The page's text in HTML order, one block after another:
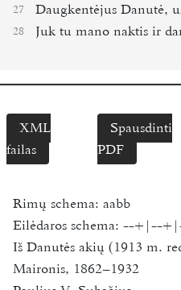
27 Daugkentėjus Danutė,
28 Juk tu mano naktis ir
XML
failas
Spausdinti
PDF
Rimų schema: aabb
Eilėdaros schema: --+|--
Iš Danutės akių (1913 m.
Maironis, 1862–1932